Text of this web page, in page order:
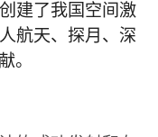
建了我国空间激
航天、探月、深
。